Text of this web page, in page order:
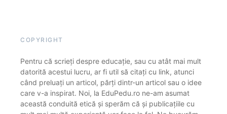
COPYRIGHT
Pentru că scrieți despre educație, sau cu atât mai mult
datorită acestui lucru, ar fi util să citați cu link, atunci
când preluați un articol, părți dintr-un articol sau o idee
care v-a inspirat. Noi, la EduPedu.ro ne-am asumat
această conduită etică și sperăm că și publicațiile cu